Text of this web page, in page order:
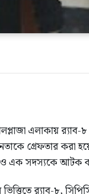
এলাকায় র‍্যাব-
গ্রেফতার করা
এক সদস্যকে আটক